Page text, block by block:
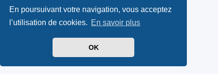
En poursuivant votre navigation, vous acceptez
l’utilisation de cookies. En savoir plus
OK